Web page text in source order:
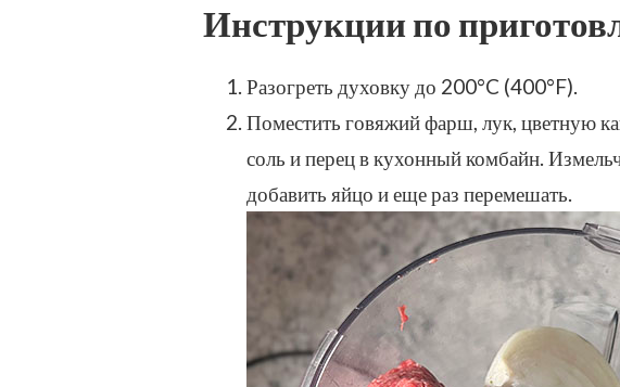
Инструкции по
Разогреть духовку до 200°C (400°F).
Поместить говяжий фарш, лук, цветную
соль и перец в кухонный комбайн.
добавить яйцо и еще раз перемешать.